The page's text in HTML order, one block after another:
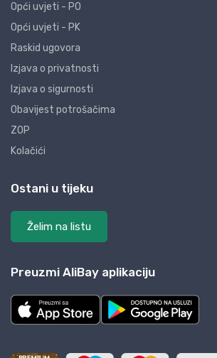
Opći uvjeti - PO
Opći uvjeti - PK
Raskid ugovora
Izjava o privatnosti
Izjava o sigurnosti
Obavijest potrošačima
ZOP
Kolačići
Ostani u tijeku
Želim na listu
Preuzmi AliBay aplikaciju